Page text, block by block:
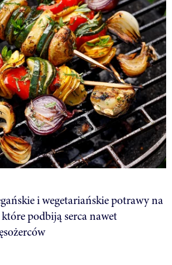
i wegetariańskie potrawy na
podbiją serca nawet